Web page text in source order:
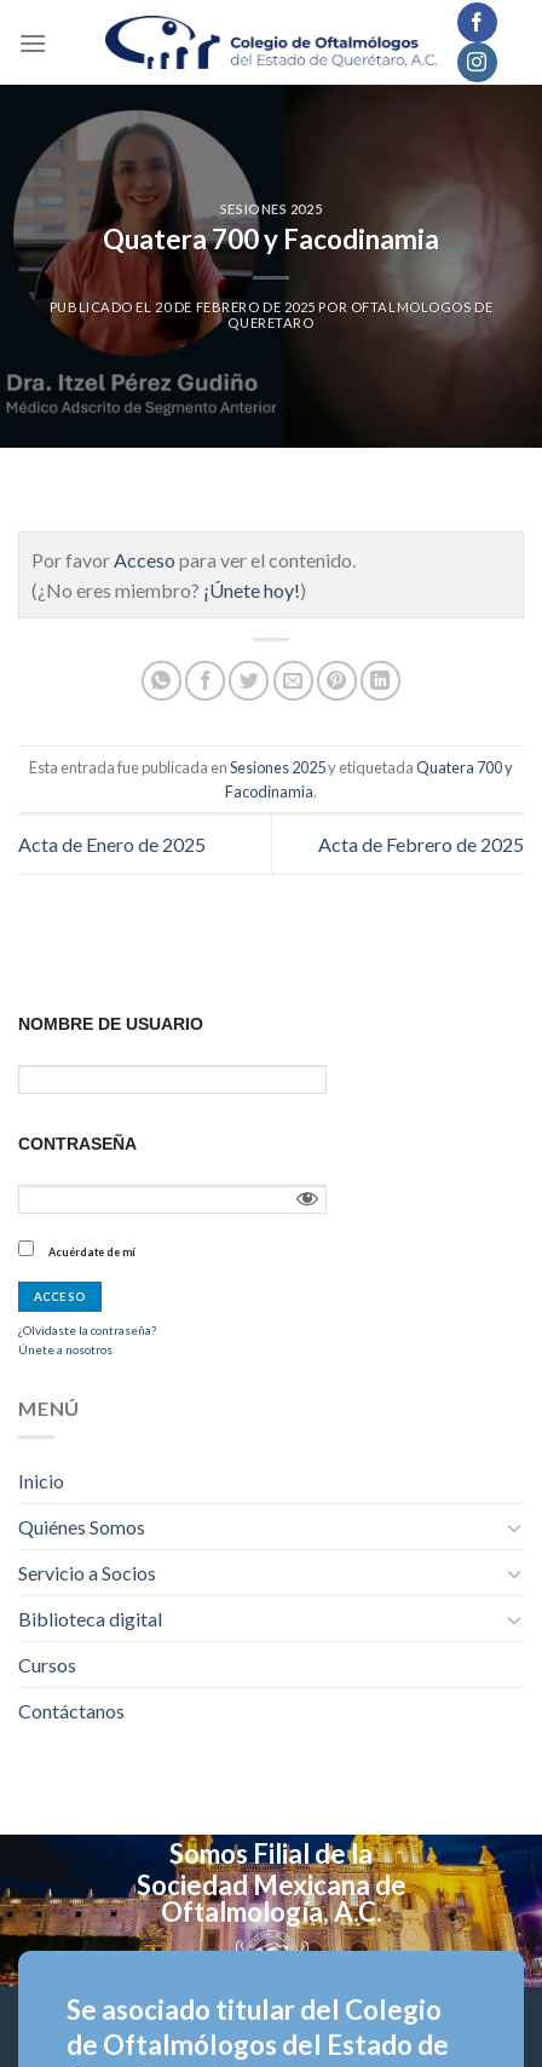
SESIONES 2025
Quatera 700 y Facodinamia
PUBLICADO EL 20 DE FEBRERO DE 2025 POR OFTALMOLOGOS DE
QUERETARO
Por favorAcceso para ver el contenido.
(¿No eres miembro? ¡Únete hoy!)
Esta entrada fue publicada enSesiones 2025y etiquetadaQuatera 700 y
Facodinamia.
Acta de Enero de 2025 Acta de Febrero de 2025
NOMBRE DE USUARIO
CONTRASEÑA
Acuérdate de mí
¿Olvidaste la contraseña?
Únete a nosotros
MENÚ
Inicio
Quiénes Somos
Servicio a Socios
Biblioteca digital
Cursos
Contáctanos
Somos Filial de la
Sociedad Mexicana de
Oftalmología, A.C.
Se asociado titular del Colegio
de Oftalmólogos del Estado de